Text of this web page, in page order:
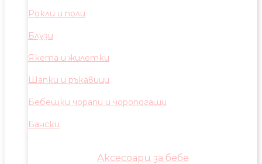
Рокли и поли
Блузи
Якета и жилетки
Шапки и ръкавици
Бебешки чорапи и чоропогащи
Бански
Аксесоари за бебе